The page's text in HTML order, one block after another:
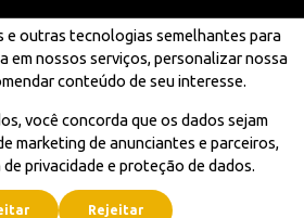
e outras tecnologias semelhantes para
em nossos serviços, personalizar nossa
conteúdo de seu interesse.
você concorda que os dados sejam
marketing de anunciantes e parceiros,
privacidade e proteção de dados.
Rejeitar